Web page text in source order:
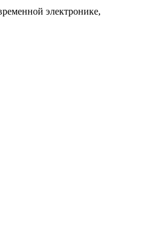
электронике,